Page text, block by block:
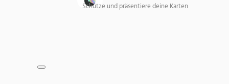
Schütze und präsentiere deine Karten